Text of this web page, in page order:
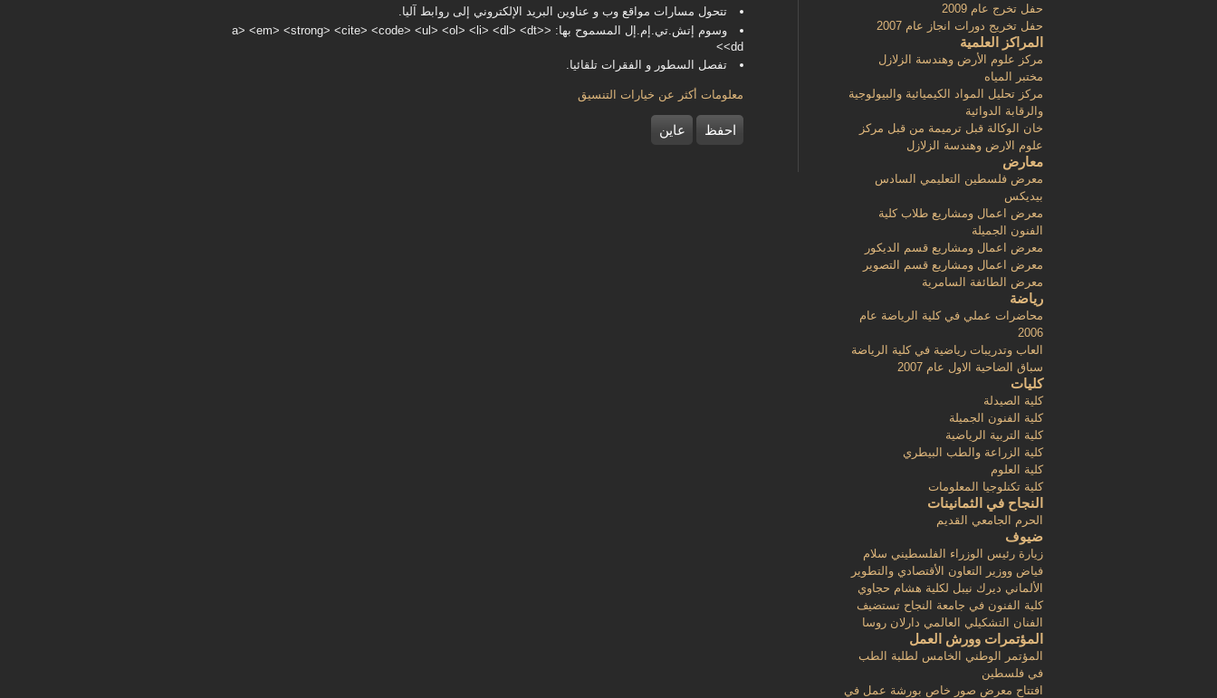
تتحول مسارات مواقع وب و عناوين البريد الإلكتروني إلى روابط آليا.
وسوم إتش.تي.إم.إل المسموح بها: <a> <em> <strong> <cite> <code> <ul> <ol> <li> <dl> <dt>
<dd>
تفصل السطور و الفقرات تلقائيا.
معلومات أكثر عن خيارات التنسيق
حفل تخرج عام 2009
حفل تخريج دورات انجاز عام 2007
المراكز العلمية
مركز علوم الأرض وهندسة الزلازل
مختبر المياه
مركز تحليل المواد الكيميائية والبيولوجية
والرقابة الدوائية
خان الوكالة قبل ترميمة من قبل مركز
علوم الارض وهندسة الزلازل
معارض
معرض فلسطين التعليمي السادس
بيديكس
معرض اعمال ومشاريع طلاب كلية
الفنون الجميلة
معرض اعمال ومشاريع قسم الديكور
معرض اعمال ومشاريع قسم التصوير
معرض الطائفة السامرية
رياضة
محاضرات عملي في كلية الرياضة عام
2006
العاب وتدريبات رياضية في كلية الرياضة
سباق الضاحية الاول عام 2007
كليات
كلية الصيدلة
كلية الفنون الجميلة
كلية التربية الرياضية
كلية الزراعة والطب البيطري
كلية العلوم
كلية تكنلوجيا المعلومات
النجاح في الثمانينات
الحرم الجامعي القديم
ضيوف
زيارة رئيس الوزراء الفلسطيني سلام
فياض ووزير التعاون الأقتصادي والتطوير
الألماني ديرك نيبل لكلية هشام حجاوي
كلية الفنون في جامعة النجاح تستضيف
الفنان التشكيلي العالمي دارلان روسا
المؤتمرات وورش العمل
المؤتمر الوطني الخامس لطلبة الطب
في فلسطين
افتتاح معرض صور خاص بورشة عمل في